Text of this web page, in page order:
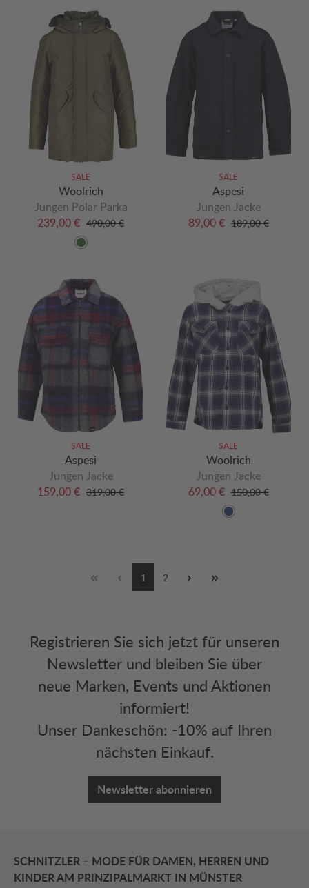
SALE
Woolrich
Jungen Polar Parka
239,00 € 490,00 €
SALE
Aspesi
Jungen Jacke
89,00 € 189,00 €
SALE
Aspesi
Jungen Jacke
159,00 € 319,00 €
SALE
Woolrich
Jungen Jacke
69,00 € 150,00 €
1 2
Registrieren Sie sich jetzt für unseren
Newsletter und bleiben Sie über
neue Marken, Events und Aktionen
informiert!
Unser Dankeschön: -10% auf Ihren
nächsten Einkauf.
Newsletter abonnieren
SCHNITZLER – MODE FÜR DAMEN, HERREN UND
KINDER AM PRINZIPALMARKT IN MÜNSTER